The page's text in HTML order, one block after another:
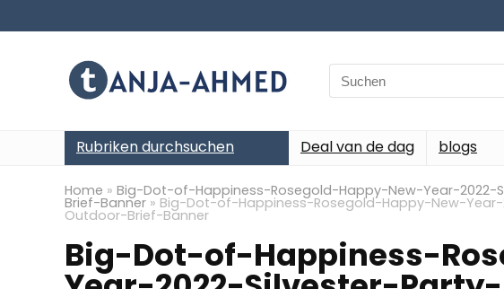
Search
for:
Rubriken durchsuchen Deal van de dag blogs
Home » Big-Dot-of-Happiness-Rosegold-Happy-New-Year-
Brief-Banner » Big-Dot-of-Happiness-Rosegold-Happy-New-
Outdoor-Brief-Banner
Big-Dot-of-Happiness-